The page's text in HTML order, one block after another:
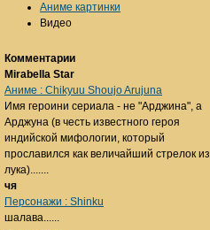
Аниме картинки
Видео
Комментарии
Mirabella Star
Аниме : Chikyuu Shoujo Arujuna
Имя героини сериала - не "Арджина", а
Арджуна (в честь известного героя
индийской мифологии, который
прославился как величайший стрелок из
лука).......
чя
Персонажи : Shinku
шалава......